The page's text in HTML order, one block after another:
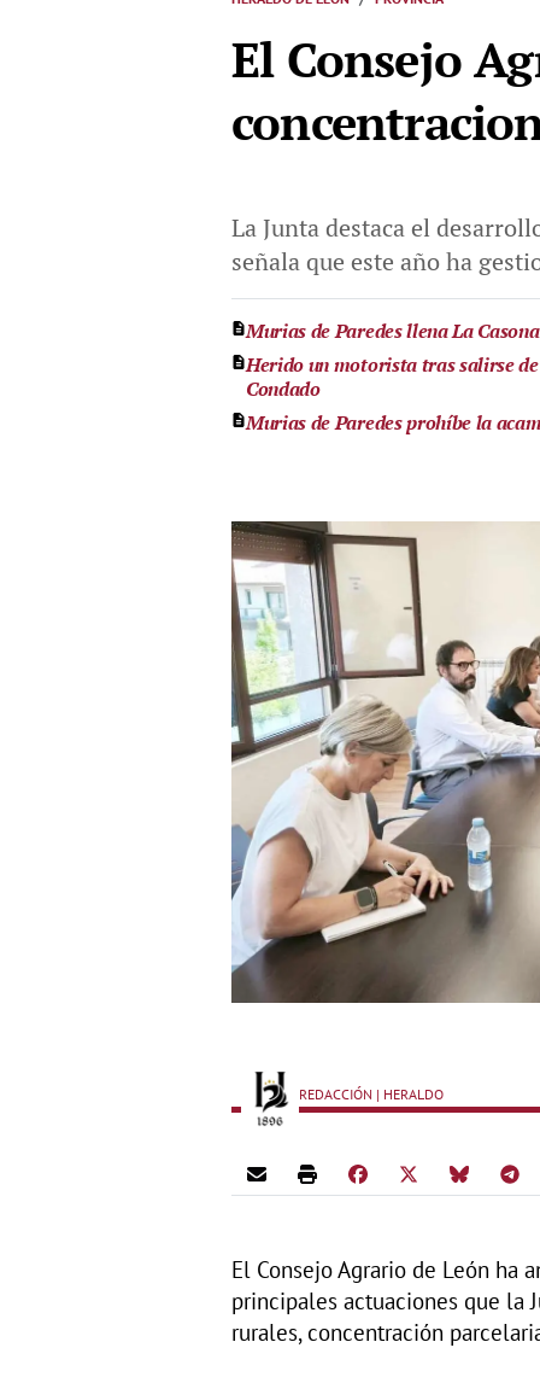
El Consejo
La Junta destaca el
señala que este año ha
Murias de Paredes llena La
Herido un motorista tras salirse
Condado
Murias de Paredes prohíbe la
REDACCIÓN | HERALDO
El Consejo Agrario de León ha
principales actuaciones que la
rurales, concentración